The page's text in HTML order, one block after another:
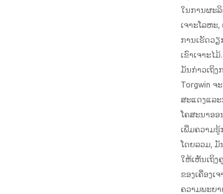
ໃນການຜະລິ
ເຈາະໂລຫະ
ການເຮັດວຽ
ເຂົາເຈາະໄ
ມັນກ່າວເຖິງ
Torgwin ຈ
ສະແດງແລ
ໂຄສະນາອອ
ເພີ່ມຄວາມ
ໂດຍລວມ, ມັ
ໃຫ້ເຫັນເຖິງ
ຂອງເຄື່ອງເ
ຄວາມພະຍ